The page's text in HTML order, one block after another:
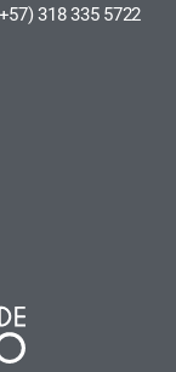
318 335 5722